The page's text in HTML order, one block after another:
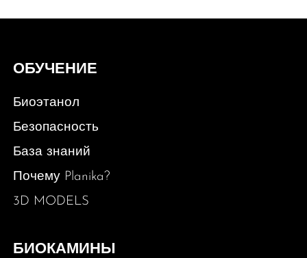
ОБУЧЕНИЕ
Биоэтанол
Безопасность
База знаний
Почему Planika?
3D MODELS
БИОКАМИНЫ